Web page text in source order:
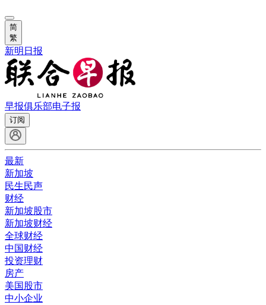
简
繁
新明日报
早报俱乐部电子报
订阅
最新
新加坡
民生民声
财经
新加坡股市
新加坡财经
全球财经
中国财经
投资理财
房产
美国股市
中小企业